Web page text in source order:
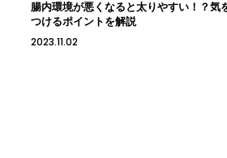
腸内環境が悪くなると太りやすい！？気
つけるポイントを解説
2023.11.02